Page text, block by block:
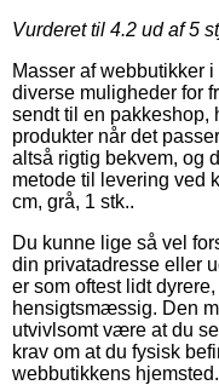
Vurderet til 4.2 ud af 5
Masser af webbutikker
diverse muligheder for
sendt til en pakkeshop,
produkter når det
altså rigtig bekvem, og
metode til levering ved
cm, grå, 1 stk..
Du kunne lige så vel
din privatadresse eller
er som oftest lidt
hensigtsmæssig. Den
utvivlsomt være at du
krav om at du fysisk
webbutikkens hjemsted.